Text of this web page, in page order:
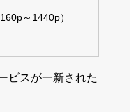
～1440p）
ビスが一新された